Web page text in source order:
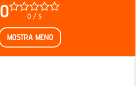
0 0 / 5
MOSTRA MENO